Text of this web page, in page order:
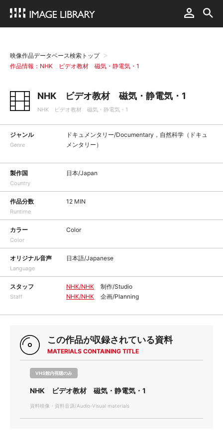
映像作品データベース検索トップ
作品情報：NHK ビデオ教材 磁気・静電気・1
NHK ビデオ教材 磁気・静電気・1
NHK ビデオ教材 磁気・静電気・1
ジャンル
Genre
ドキュメンタリー/Documentary，自然科学（ドキュ
メンタリー）
製作国
Country
日本/Japan
作品分数
Runtime
12 MIN
カラー
Color
Color
オリジナル音声
Language
日本語/Japanese
スタッフ
Staff
NHK/NHK
制作/Studio
NHK/NHK
企画/Planning
この作品が収録されている資料
MATERIALS CONTAINING TITLE
VHS館内視聴のみ
NHK ビデオ教材 磁気・静電気・1
資料映像・資料音源/Audio-Visual materials